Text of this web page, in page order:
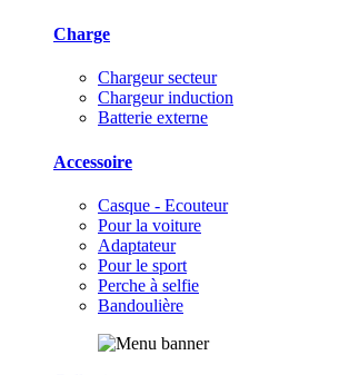
Charge
Chargeur secteur
Chargeur induction
Batterie externe
Accessoire
Casque - Ecouteur
Pour la voiture
Adaptateur
Pour le sport
Perche à selfie
Bandoulière